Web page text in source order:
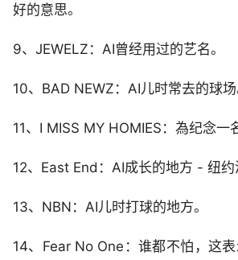
好的意思。
9、JEWELZ：AI曾经用过的艺名。
10、BAD NEWZ：AI儿时常去的球场
11、I MISS MY HOMIES：為纪念一
12、East End：AI成长的地方 - 纽约
13、NBN：AI儿时打球的地方。
14、Fear No One：谁都不怕，这